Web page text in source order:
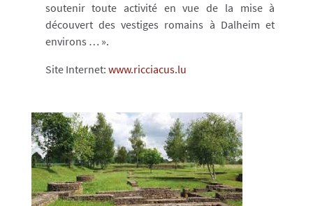
soutenir toute activité en vue de la mise à
découvert des vestiges romains à Dalheim et
environs … ».
Site Internet: www.ricciacus.lu